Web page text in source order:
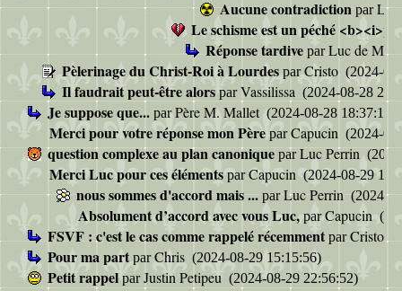
Aucune contradiction par
Le schisme est un péché
Réponse tardive parLuc de
Pèlerinage du Christ-Roi à Lourdes parCristo (2024-
Il faudrait peut-être alors parVassilissa (2024-08-28
Je suppose que... parPère M. Mallet (2024-08-28 18:37:11)
Merci pour votre réponse mon Père parCapucin (2024-
question complexe au plan canonique parLuc Perrin
Merci Luc pour ces éléments parCapucin (2024-08-29
nous sommes d'accord mais ... parLuc Perrin (2024-
Absolument d’accord avec vous Luc,parCapucin
FSVF : c'est le cas comme rappelé récemmentparCristo
Pour ma partparChris (2024-08-29 15:15:56)
Petit rappel parJustin Petipeu (2024-08-29 22:56:52)